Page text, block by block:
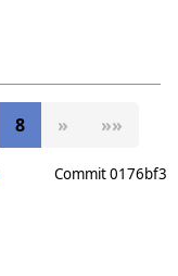
8 » »»
Commit 0176bf3